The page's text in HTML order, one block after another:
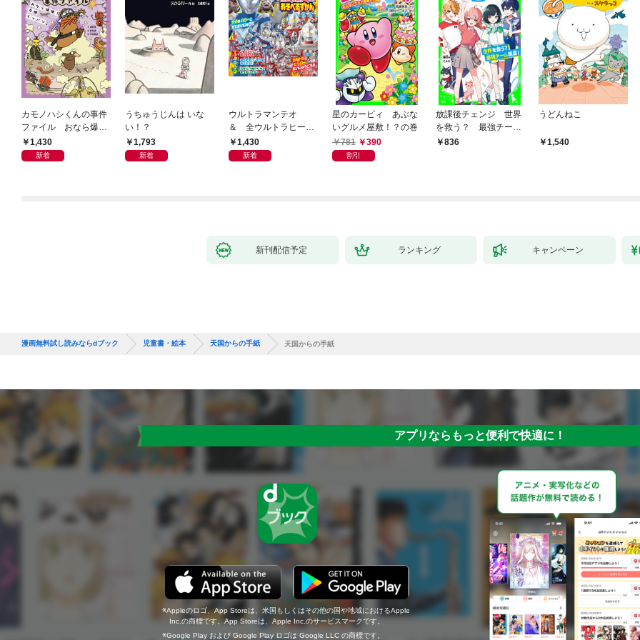
カモノハシくんの事件
ファイル おなら爆
弾！ 危機イッパツ編
1,430
新着
うちゅうじんは いな
い！？
1,793
新着
ウルトラマンテオ
＆ 全ウルトラヒーロ
ー大集合 あそべるず
かん
1,430
新着
星のカービィ あぶな
いグルメ屋敷！？の巻
781
390
割引
放課後チェンジ 世界
を救う？ 最強チーム
結成！
836
うどんねこ
1,540
新刊配信予定 ランキング キャンペーン
漫画無料試し読みならdブック 児童書・絵本 天国からの手紙 天国からの手紙
アプリならもっと便利で快適に！
Appleのロゴ、App Storeは、米国もしくはその他の国や地域におけるApple
Inc.の商標です。App Storeは、Apple Inc.のサービスマークです。
Google Play および Google Play ロゴは Google LLC の商標です。